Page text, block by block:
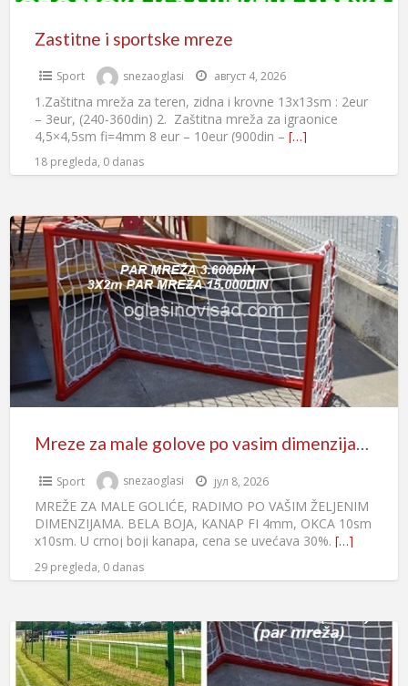
Zastitne i sportske mreze
Sport snezaoglasi август 4, 2026
1.Zaštitna mreža za teren, zidna i krovne 13x13sm : 2eur
– 3eur, (240-360din) 2. Zaštitna mreža za igraonice
4,5×4,5sm fi=4mm 8 eur – 10eur (900din – […]
18 pregleda, 0 danas
Mreze za male golove po vasim dimenzijama
Sport snezaoglasi јул 8, 2026
MREŽE ZA MALE GOLIĆE, RADIMO PO VAŠIM ŽELJENIM
DIMENZIJAMA. BELA BOJA, KANAP FI 4mm, OKCA 10sm
x10sm. U crnoj boji kanapa, cena se uvećava 30%. […]
29 pregleda, 0 danas